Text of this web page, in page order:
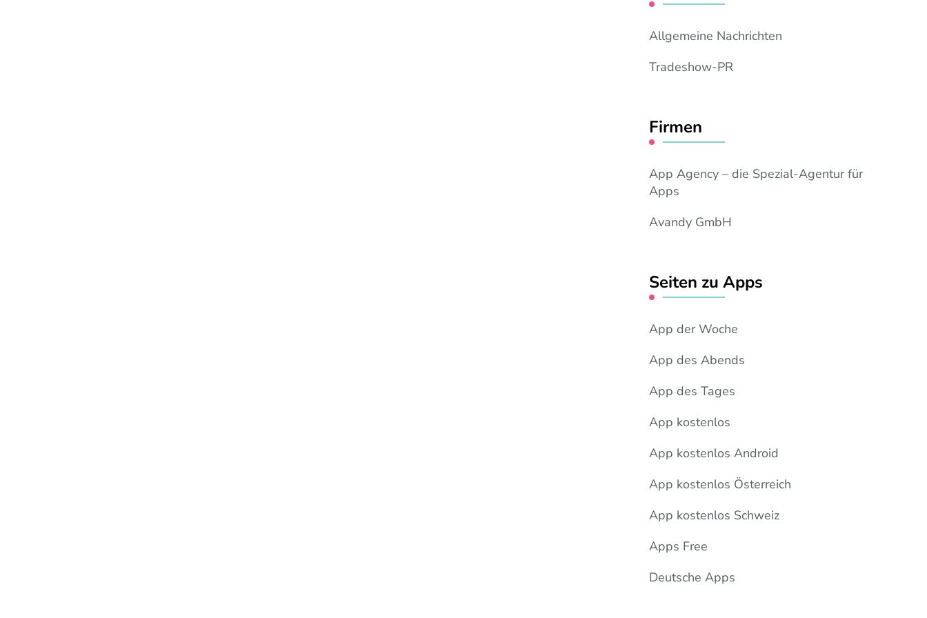
Allgemeine Nachrichten
Tradeshow-PR
Firmen
App Agency – die Spezial-Agentur für
Apps
Avandy GmbH
Seiten zu Apps
App der Woche
App des Abends
App des Tages
App kostenlos
App kostenlos Android
App kostenlos Österreich
App kostenlos Schweiz
Apps Free
Deutsche Apps